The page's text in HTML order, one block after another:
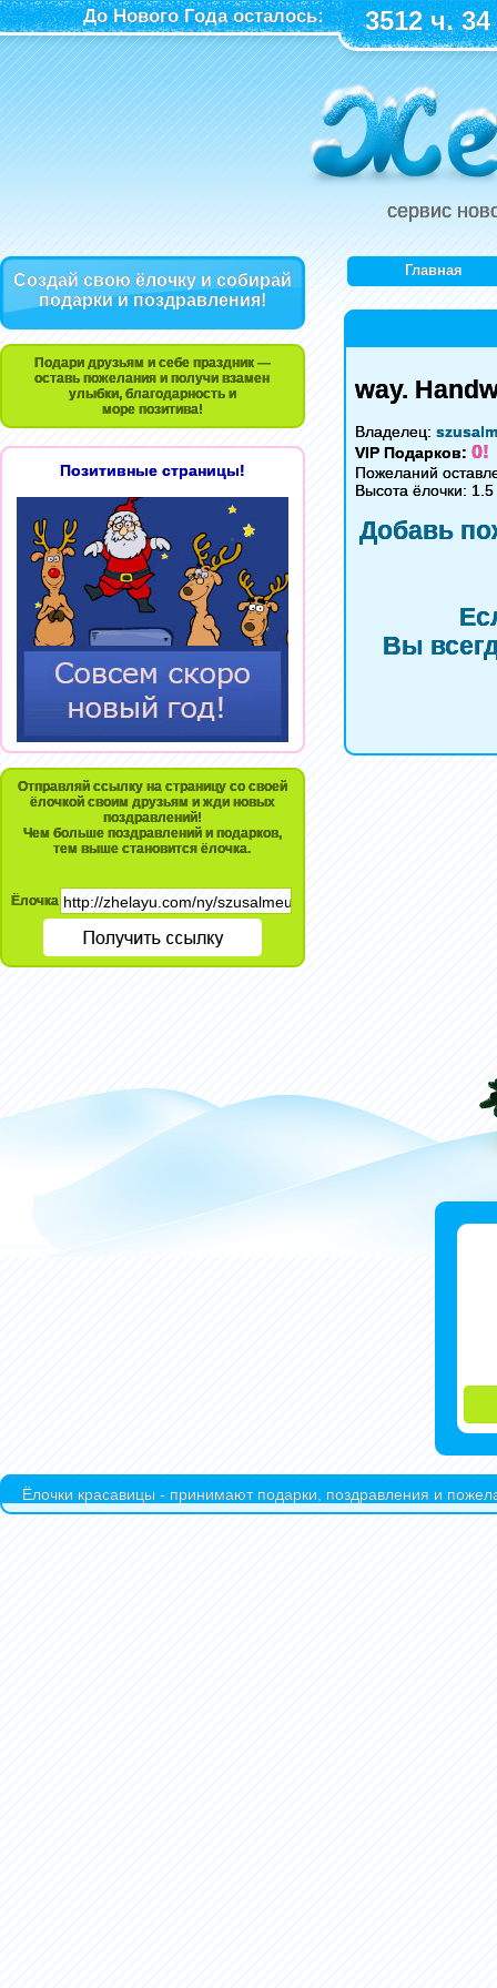
До Нового Года осталось: 3512 ч.
сервис
Создай свою ёлочку и собирай
подарки и поздравления!
Подари друзьям и себе праздник —
оставь пожелания и получи взамен
улыбки, благодарность и
море позитива!
Позитивные страницы!
Отправляй ссылку на страницу со своей
ёлочкой своим друзьям и жди новых
поздравлений!
Чем больше поздравлений и подарков,
тем выше становится ёлочка.
Ёлочка
Главная
way.
Владелец:
VIP Подарков: 0!
Пожеланий
Высота ёлочки:
Добавь
Вы
Ёлочки красавицы - принимают подарки, поздравления и